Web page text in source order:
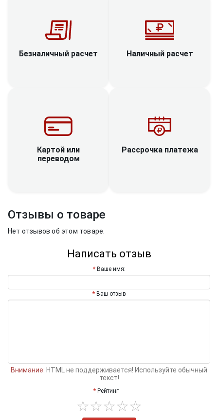
Безналичный расчет Наличный расчет
Картой или
переводом
Рассрочка платежа
Отзывы о товаре
Нет отзывов об этом товаре.
Написать отзыв
Ваше имя:
Ваш отзыв
Внимание: HTML не поддерживается! Используйте обычный
текст!
Рейтинг